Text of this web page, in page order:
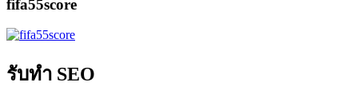
fifa55score
รับทำ SEO